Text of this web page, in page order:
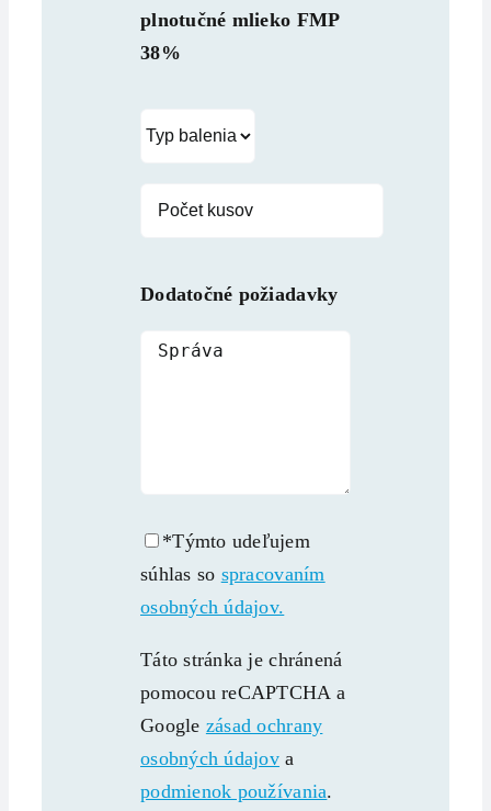
plnotučné mlieko FMP
38%
Dodatočné požiadavky
*Týmto udeľujem
súhlas so spracovaním
osobných údajov.
Táto stránka je chránená
pomocou reCAPTCHA a
Google zásad ochrany
osobných údajov a
podmienok používania.